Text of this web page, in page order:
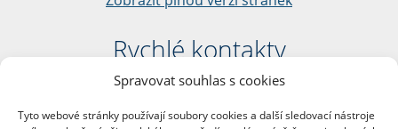
Spravovat souhlas s cookies
Tyto webové stránky používají soubory cookies a další sledovací nástroje
Rychlé kontakty
Filozofická fakulta
nám. Jana Palacha 1/2